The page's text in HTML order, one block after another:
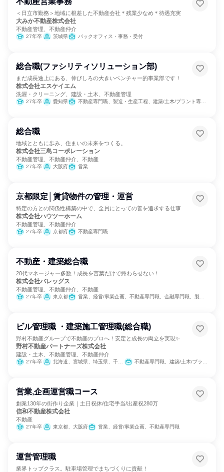
＜日立市勤務＞地域に根差した不動産会社＊残業少なめ＊待遇充実
大みか不動産株式会社
不動産管理、不動産仲介
27年卒 茨城県 バックオフィス・事務・受付
総合職(ファシリティソリューション部)
まだ成長途上にある、伸びしろの大きいベンチャー的事業部です！
株式会社エスケイエム
洗濯・クリーニング、建設・土木、不動産管理
27年卒 愛知県 不動産専門職、製造・生産工程、建築/土木/プラント専門職
総合職
地域とともに歩み、住まいの未来をつくる。
株式会社三島コーポレーション
不動産管理、不動産仲介、不動産
27年卒 大阪府 営業
京都限定│賃貸物件の管理・運営
特定の方との関係性構築の中で、全員にとっての善を追求する仕事
株式会社ハウツーホーム
不動産管理、不動産仲介
27年卒 京都府 不動産専門職
不動産・建築総合職
20代マネージャー多数！成長を言葉だけで終わらせない！
株式会社バレッグス
不動産管理、不動産仲介、不動産
27年卒 東京都 営業、経営/事業企画、不動産専門職、金融専門職、製造・生産工程、クリエイティブ/デザイン職、建築/土木/プラント専門職
ビル管理職 ・建築施工管理職(総合職)
野村不動産グループで不動産のプロへ！安定と成長の両立を実現✨
野村不動産パートナーズ株式会社
建設・土木、不動産管理、不動産仲介
27年卒 北海道、宮城県、埼玉県、千葉県、東京都、神奈川県、愛知県、大阪府、福岡県 不動産専門職、建築/土木/プラント専門職
営業,企画運営職コース
創業130年の街作り企業｜土日祝休/住宅手当/出産祝280万
信和不動産株式会社
不動産
27年卒 東京都、大阪府 営業、経営/事業企画、不動産専門職
運営管理職
業界トップクラス。駐車場管理でまちづくりに貢献！